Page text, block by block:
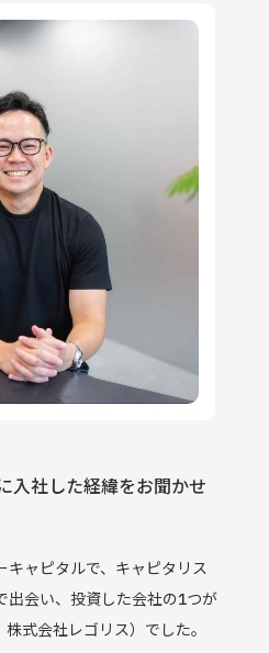
入社した経緯をお聞かせ
キャピタルで、キャピタリス
出会い、投資した会社の1つが
式会社レゴリス）でした。